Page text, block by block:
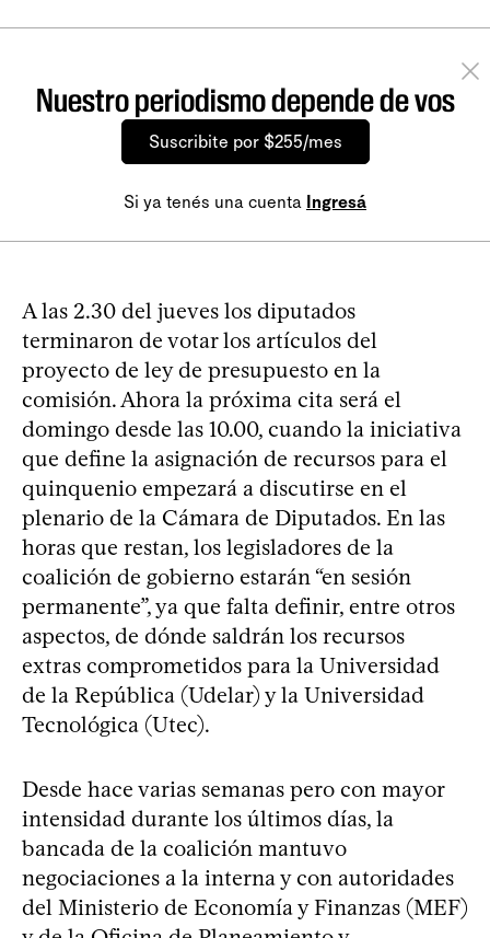
Nuestro periodismo depende de vos
Suscribite por $255/mes
Si ya tenés una cuenta Ingresá
A las 2.30 del jueves los diputados
terminaron de votar los artículos del
proyecto de ley de presupuesto en la
comisión. Ahora la próxima cita será el
domingo desde las 10.00, cuando la iniciativa
que define la asignación de recursos para el
quinquenio empezará a discutirse en el
plenario de la Cámara de Diputados. En las
horas que restan, los legisladores de la
coalición de gobierno estarán “en sesión
permanente”, ya que falta definir, entre otros
aspectos, de dónde saldrán los recursos
extras comprometidos para la Universidad
de la República (Udelar) y la Universidad
Tecnológica (Utec).
Desde hace varias semanas pero con mayor
intensidad durante los últimos días, la
bancada de la coalición mantuvo
negociaciones a la interna y con autoridades
del Ministerio de Economía y Finanzas (MEF)